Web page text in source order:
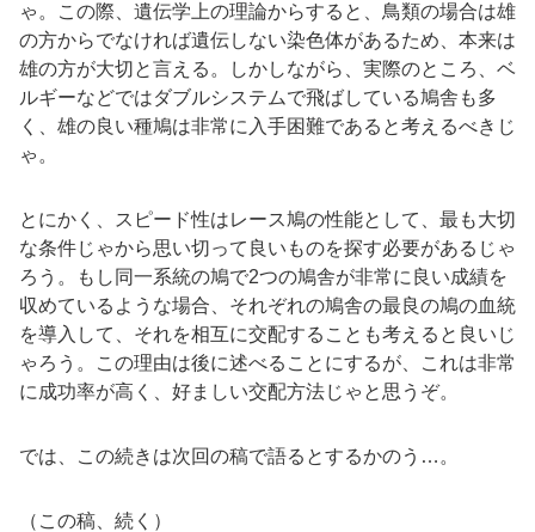
ゃ。この際、遺伝学上の理論からすると、鳥類の場合は雄
の方からでなければ遺伝しない染色体があるため、本来は
雄の方が大切と言える。しかしながら、実際のところ、ベ
ルギーなどではダブルシステムで飛ばしている鳩舎も多
く、雄の良い種鳩は非常に入手困難であると考えるべきじ
ゃ。
とにかく、スピード性はレース鳩の性能として、最も大切
な条件じゃから思い切って良いものを探す必要があるじゃ
ろう。もし同一系統の鳩で2つの鳩舎が非常に良い成績を
収めているような場合、それぞれの鳩舎の最良の鳩の血統
を導入して、それを相互に交配することも考えると良いじ
ゃろう。この理由は後に述べることにするが、これは非常
に成功率が高く、好ましい交配方法じゃと思うぞ。
では、この続きは次回の稿で語るとするかのう…。
（この稿、続く）